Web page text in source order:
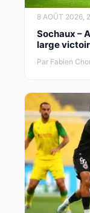
8 AOÛT 2026,
Sochaux –
large
Par Fabien